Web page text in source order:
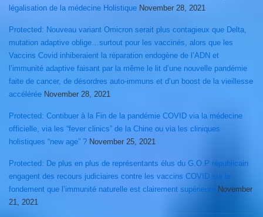
légalisation de la médecine Holistique November 28, 2021
Protected: Nouveau variant Omicron serait plus contagieux que Delta,
mutation adaptive oblige…surtout pour les vaccinés, alors que les
Vaccins Covid inhiberaient la réparation endogène de l’ADN et
l’immunité adaptive faisant par la même le lit d’une nouvelle pandémie
faite de cancer, de désordres auto-immuns et d’un boost de la vieillesse
accélérée November 28, 2021
Protected: Contibuer à la Fin de la pandémie COVID via la médecine
officielle, via les “fever clinics” de la Chine ou via les cliniques
holistiques “new age” ? November 25, 2021
Protected: De plus en plus de représentants élus du G.O.P républicain
engagent des recours judiciaires contre les vaccins COVID sur le
fondement que l’immunité naturelle est clairement supérieure November
21, 2021